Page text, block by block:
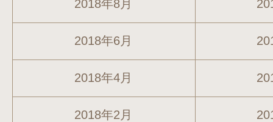
2018年8月
2018年6月
2018年4月
2018年2月